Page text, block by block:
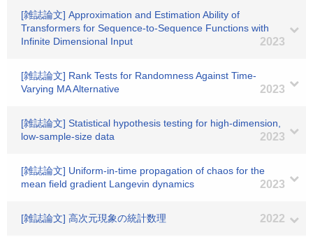
[雑誌論文] Approximation and Estimation Ability of
Transformers for Sequence-to-Sequence Functions with
Infinite Dimensional Input
2023
[雑誌論文] Rank Tests for Randomness Against Time-
Varying MA Alternative
2023
[雑誌論文] Statistical hypothesis testing for high-dimension,
low-sample-size data
2023
[雑誌論文] Uniform-in-time propagation of chaos for the
mean field gradient Langevin dynamics
2023
[雑誌論文] 高次元現象の統計数理 2022